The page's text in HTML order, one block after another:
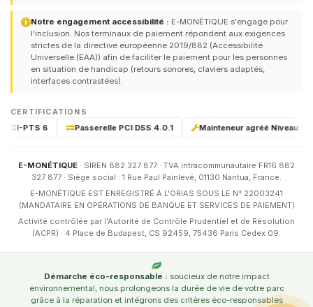
Notre engagement accessibilité : E-MONÉTIQUE s'engage pour
l'inclusion. Nos terminaux de paiement répondent aux exigences
strictes de la directive européenne 2019/882 (Accessibilité
Universelle (EAA)) afin de faciliter le paiement pour les personnes
en situation de handicap (retours sonores, claviers adaptés,
interfaces contrastées).
CERTIFICATIONS
PTS 6 Passerelle PCI DSS 4.0.1 Mainteneur agréé Niveau 1 &
E-MONÉTIQUE · SIREN 882 327 877 · TVA intracommunautaire FR16 882
327 877 · Siège social : 1 Rue Paul Painlevé, 01130 Nantua, France.
E-MONÉTIQUE EST ENREGISTRÉ À L'ORIAS SOUS LE N° 22003241
(MANDATAIRE EN OPÉRATIONS DE BANQUE ET SERVICES DE PAIEMENT)
Activité contrôlée par l'Autorité de Contrôle Prudentiel et de Résolution
(ACPR) · 4 Place de Budapest, CS 92459, 75436 Paris Cedex 09.
Démarche éco-responsable : soucieux de notre impact
environnemental, nous prolongeons la durée de vie de votre parc
grâce à la réparation et intégrons des critères éco-responsables